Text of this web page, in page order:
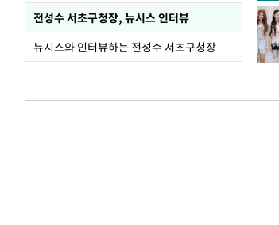
전성수 서초구청장, 뉴시스 인터뷰
뉴시스와 인터뷰하는 전성수 서초구청장